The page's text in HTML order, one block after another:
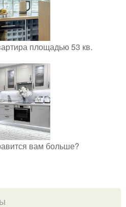
площадью 53 кв.
вам больше?